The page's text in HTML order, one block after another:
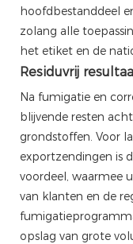
hoofdbestanddeel
zolang alle
het etiket en de
Residuvrij
Na fumigatie en
blijvende resten
grondstoffen. Voor
exportzendingen is
voordeel, waarmee
van klanten en de
opslag van grote